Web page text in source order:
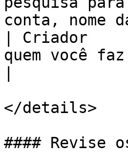
conta,
| Criador
quem você
</details>
#### Revise